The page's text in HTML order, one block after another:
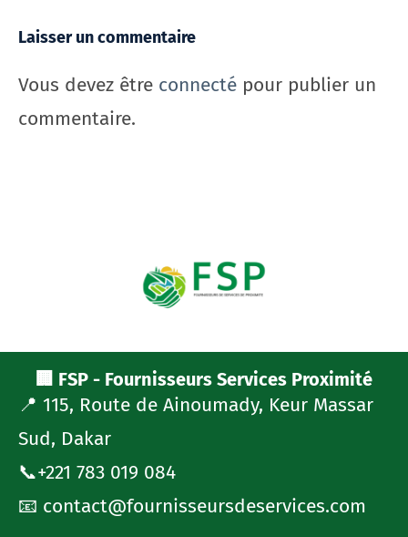
Laisser un commentaire
Vous devez être connecté pour publier un
commentaire.
🏢 FSP - Fournisseurs Services Proximité
📍 115, Route de Ainoumady, Keur Massar
Sud, Dakar
📞+221 783 019 084
📧 contact@fournisseursdeservices.com